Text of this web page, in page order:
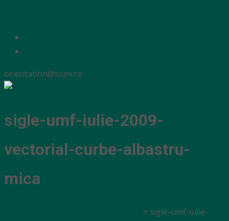
orientation@ssmi.ro
sigle-umf-iulie-2009-
vectorial-curbe-albastru-
mica
> sigle-umf-iulie-